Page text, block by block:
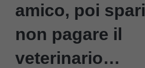
amico, poi
non pagare il
veterinario…